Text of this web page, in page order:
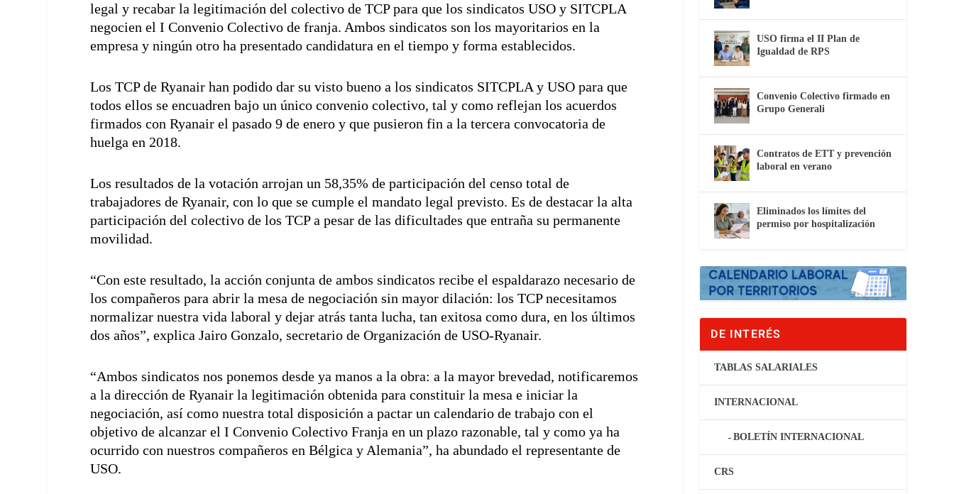
legal y recabar la legitimación del colectivo de TCP para que los sindicatos USO y SITCPLA
negocien el I Convenio Colectivo de franja. Ambos sindicatos son los mayoritarios en la
empresa y ningún otro ha presentado candidatura en el tiempo y forma establecidos.
Los TCP de Ryanair han podido dar su visto bueno a los sindicatos SITCPLA y USO para que
todos ellos se encuadren bajo un único convenio colectivo, tal y como reflejan los acuerdos
firmados con Ryanair el pasado 9 de enero y que pusieron fin a la tercera convocatoria de
huelga en 2018.
Los resultados de la votación arrojan un 58,35% de participación del censo total de
trabajadores de Ryanair, con lo que se cumple el mandato legal previsto. Es de destacar la alta
participación del colectivo de los TCP a pesar de las dificultades que entraña su permanente
movilidad.
“Con este resultado, la acción conjunta de ambos sindicatos recibe el espaldarazo necesario de
los compañeros para abrir la mesa de negociación sin mayor dilación: los TCP necesitamos
normalizar nuestra vida laboral y dejar atrás tanta lucha, tan exitosa como dura, en los últimos
dos años”, explica Jairo Gonzalo, secretario de Organización de USO-Ryanair.
“Ambos sindicatos nos ponemos desde ya manos a la obra: a la mayor brevedad, notificaremos
a la dirección de Ryanair la legitimación obtenida para constituir la mesa e iniciar la
negociación, así como nuestra total disposición a pactar un calendario de trabajo con el
objetivo de alcanzar el I Convenio Colectivo Franja en un plazo razonable, tal y como ya ha
ocurrido con nuestros compañeros en Bélgica y Alemania”, ha abundado el representante de
USO.
USO firma el II Plan de
Igualdad de RPS
Convenio Colectivo firmado en
Grupo Generali
Contratos de ETT y prevención
laboral en verano
Eliminados los límites del
permiso por hospitalización
DE INTERÉS
TABLAS SALARIALES
INTERNACIONAL
BOLETÍN INTERNACIONAL
CRS